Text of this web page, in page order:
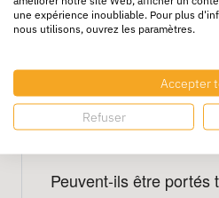
industrie, bricolage
FAQ – Gants de
À qui correspond la
La taille 8 convient
Peuvent-ils être portés
une expérience inoubliable. Pour plus
nous utilisons, ouvrez les paramètres.
Accepter
Refuser